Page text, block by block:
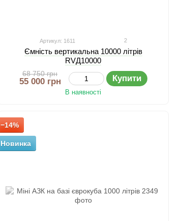
Артикул: 1611 2
Ємність вертикальна 10000 літрів
RVД10000
68 750 грн
55 000 грн Купити
В наявності
−14%
Новинка